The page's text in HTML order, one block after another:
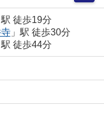
駅 徒歩19分
」駅 徒歩30分
徒歩44分